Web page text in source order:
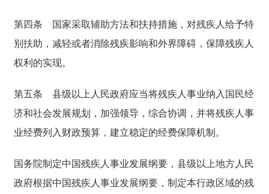
第四条 国家采取辅助方法和扶持措施，对残疾人给予特
别扶助，减轻或者消除残疾影响和外界障碍，保障残疾人
权利的实现。
第五条 县级以上人民政府应当将残疾人事业纳入国民经
济和社会发展规划，加强领导，综合协调，并将残疾人事
业经费列入财政预算，建立稳定的经费保障机制。
国务院制定中国残疾人事业发展纲要，县级以上地方人民
政府根据中国残疾人事业发展纲要，制定本行政区域的残